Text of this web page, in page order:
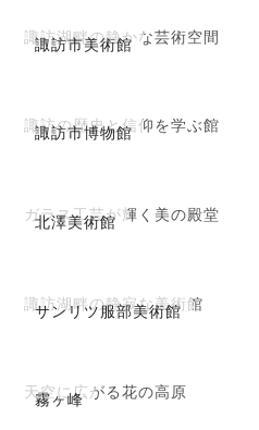
諏訪市美術館
諏訪湖畔の静かな芸術空間
諏訪市博物館
諏訪の歴史と信仰を学ぶ館
北澤美術館
ガラス工芸が輝く美の殿堂
サンリツ服部美術館
諏訪湖畔の静寂な美術館
霧ヶ峰
天空に広がる花の高原